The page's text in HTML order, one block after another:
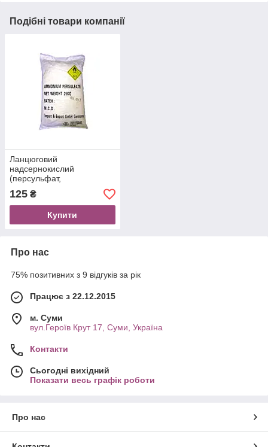
Подібні товари компанії
Ланцюговий
надсернокислий
(персульфат,
пероксидульфат) мішок 25
кг.
125 ₴
Купити
Про нас
75% позитивних з 9 відгуків за рік
Працює з 22.12.2015
м. Суми
вул.Героїв Крут 17, Суми, Україна
Контакти
Сьогодні вихідний
Показати весь графік роботи
Про нас